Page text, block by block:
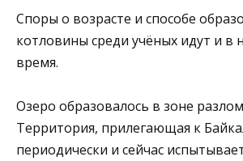
Споры о возрасте и способе
котловины среди учёных идут и в
время.
Озеро образовалось в зоне
Территория, прилегающая к
периодически и сейчас